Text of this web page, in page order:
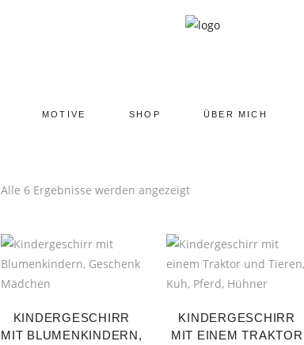
MOTIVE SHOP ÜBER MICH
Alle 6 Ergebnisse werden angezeigt
KINDERGESCHIRR
MIT BLUMENKINDERN,
KINDERGESCHIRR
MIT EINEM TRAKTOR